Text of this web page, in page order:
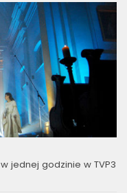
jednej godzinie w TVP3